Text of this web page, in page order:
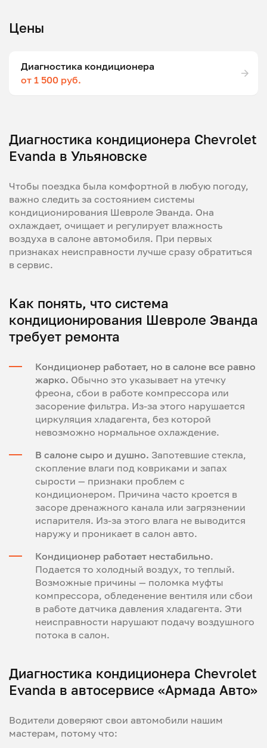
Цены
Диагностика кондиционера
от 1 500 руб.
Диагностика кондиционера Chevrolet
Evanda в Ульяновске
Чтобы поездка была комфортной в любую погоду,
важно следить за состоянием системы
кондиционирования Шевроле Эванда. Она
охлаждает, очищает и регулирует влажность
воздуха в салоне автомобиля. При первых
признаках неисправности лучше сразу обратиться
в сервис.
Как понять, что система
кондиционирования Шевроле Эванда
требует ремонта
Кондиционер работает, но в салоне все равно
жарко. Обычно это указывает на утечку
фреона, сбои в работе компрессора или
засорение фильтра. Из-за этого нарушается
циркуляция хладагента, без которой
невозможно нормальное охлаждение.
В салоне сыро и душно. Запотевшие стекла,
скопление влаги под ковриками и запах
сырости — признаки проблем с
кондиционером. Причина часто кроется в
засоре дренажного канала или загрязнении
испарителя. Из-за этого влага не выводится
наружу и проникает в салон авто.
Кондиционер работает нестабильно.
Подается то холодный воздух, то теплый.
Возможные причины — поломка муфты
компрессора, обледенение вентиля или сбои
в работе датчика давления хладагента. Эти
неисправности нарушают подачу воздушного
потока в салон.
Диагностика кондиционера Chevrolet
Evanda в автосервисе «Армада Авто»
Водители доверяют свои автомобили нашим
мастерам, потому что: